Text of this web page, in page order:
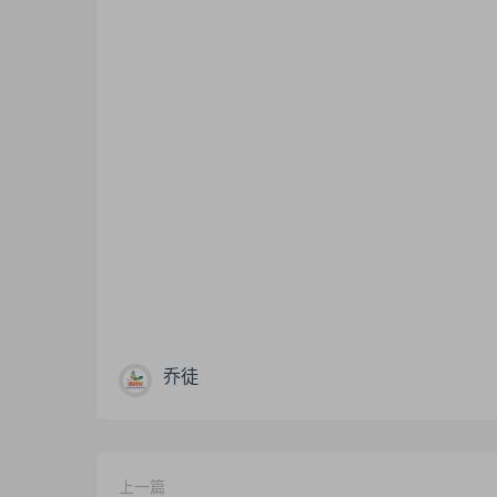
乔徒
上一篇